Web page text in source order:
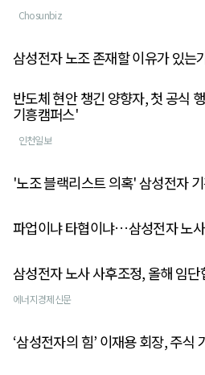
Chosunbiz
삼성전자 노조 존재할 이유가 있는
반도체 현안 챙긴 양향자, 첫 공식
기흥캠퍼스'
인천일보
'노조 블랙리스트 의혹' 삼성전자
파업이냐 타협이냐…삼성전자 노사
삼성전자 노사 사후조정, 올해 임단
에너지경제신문
‘삼성전자의 힘’ 이재용 회장, 주식